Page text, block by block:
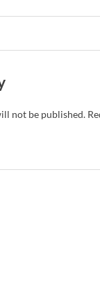
not be published.